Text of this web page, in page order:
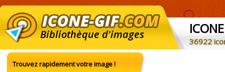
Bibliothèque d'images ICONE
36922
Trouvez rapidement votre image !